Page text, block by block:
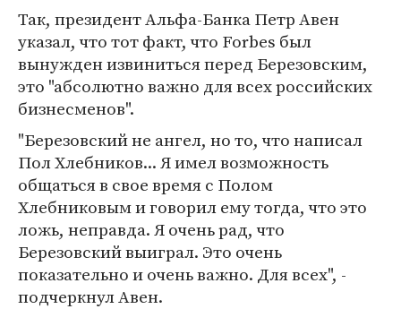
Так, президент Альфа-Банка Петр Авен
указал, что тот факт, что Forbes был
вынужден извиниться перед Березовским,
это "абсолютно важно для всех российских
бизнесменов".
"Березовский не ангел, но то, что написал
Пол Хлебников... Я имел возможность
общаться в свое время с Полом
Хлебниковым и говорил ему тогда, что это
ложь, неправда. Я очень рад, что
Березовский выиграл. Это очень
показательно и очень важно. Для всех", -
подчеркнул Авен.